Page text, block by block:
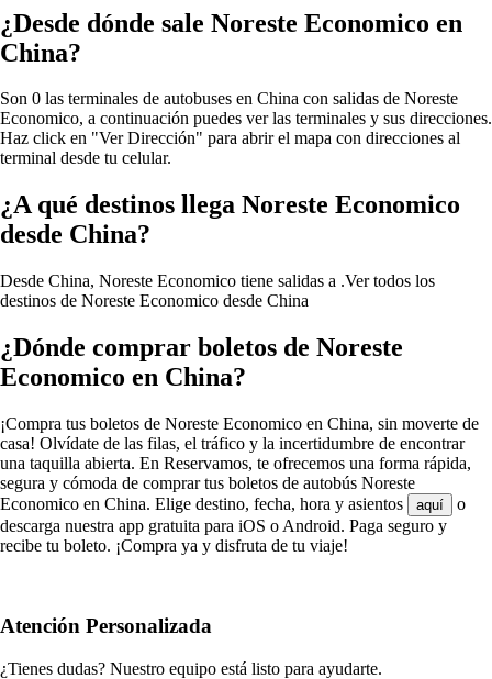
¿Desde dónde sale Noreste Economico en
China?
Son 0 las terminales de autobuses en China con salidas de Noreste
Economico, a continuación puedes ver las terminales y sus direcciones.
Haz click en "Ver Dirección" para abrir el mapa con direcciones al
terminal desde tu celular.
¿A qué destinos llega Noreste Economico
desde China?
Desde China, Noreste Economico tiene salidas a .Ver todos los
destinos de Noreste Economico desde China
¿Dónde comprar boletos de Noreste
Economico en China?
¡Compra tus boletos de Noreste Economico en China, sin moverte de
casa! Olvídate de las filas, el tráfico y la incertidumbre de encontrar
una taquilla abierta. En Reservamos, te ofrecemos una forma rápida,
segura y cómoda de comprar tus boletos de autobús Noreste
Economico en China. Elige destino, fecha, hora y asientos
aquí
o
descarga nuestra app gratuita para iOS o Android. Paga seguro y
recibe tu boleto. ¡Compra ya y disfruta de tu viaje!
Atención Personalizada
¿Tienes dudas? Nuestro equipo está listo para ayudarte.